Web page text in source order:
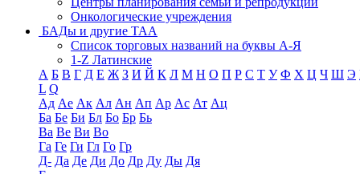
Онкологические учреждения
БАДы и другие ТАА
Список торговых названий на буквы А-Я
1-Z Латинские
А Б В Г Д Е Ж З И Й К Л М Н О П Р С Т У Ф Х Ц Ч Ш Э
L Q
Ад Ае Ак Ал Ан Ап Ар Ас Ат Ац
Ба Бе Би Бл Бо Бр Бь
Ва Ве Ви Во
Га Ге Ги Гл Го Гр
Д- Да Де Ди До Др Ду Ды Дя